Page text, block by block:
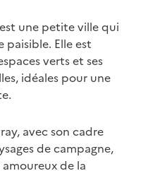
une petite ville qui
Elle est
verts et ses
idéales pour une
avec son cadre
de campagne,
de la